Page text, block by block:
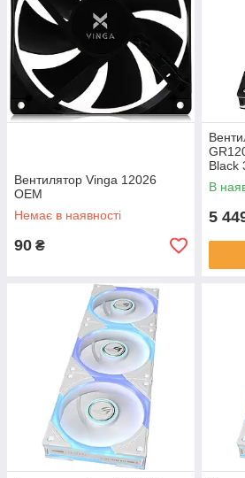
Вентилятор Vinga 12026
OEM
Немає в наявності
90 ₴
Black
В
5